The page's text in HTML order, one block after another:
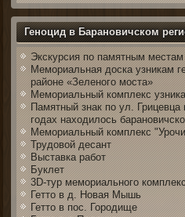
Геноцид в Барановичском
Экскурсия по памятным
Мемориальная доска узникам
районе «Зеленого моста»
Мемориальный комплекс
Памятный знак по ул. Грицевца
годах находилось
Мемориальный комплекс
Трудовой десант
Выставка работ
Буклет
3D-тур мемориального
Гетто в д. Новая Мышь
Гетто в пос. Городище